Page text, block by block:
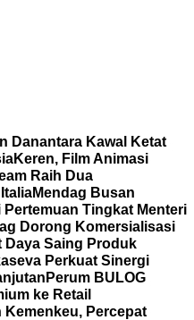
Danantara Kawal Ketat
Keren, Film Animasi
Raih Dua
Mendag Busan
Tingkat Menteri
Dorong Komersialisasi
Daya Saing Produk
Perkuat Sinergi
Perum BULOG
ke Retail
Kemenkeu, Percepat